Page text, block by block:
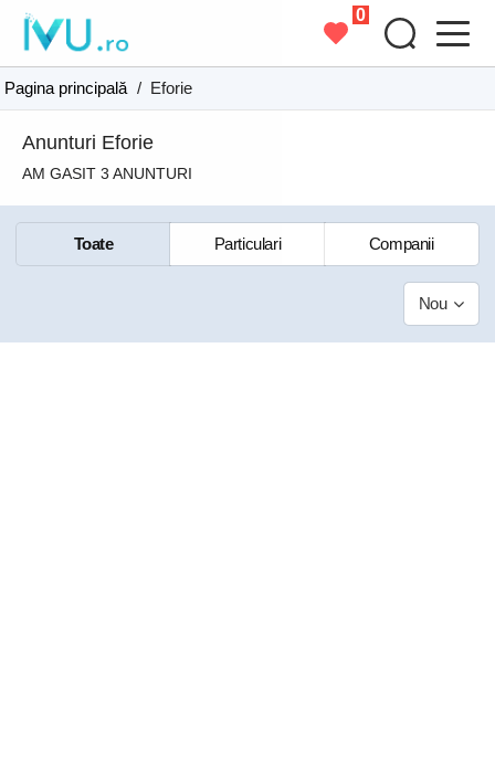
0
Pagina principală / Eforie
Anunturi Eforie
AM GASIT 3 ANUNTURI
Toate Particulari Companii
Nou